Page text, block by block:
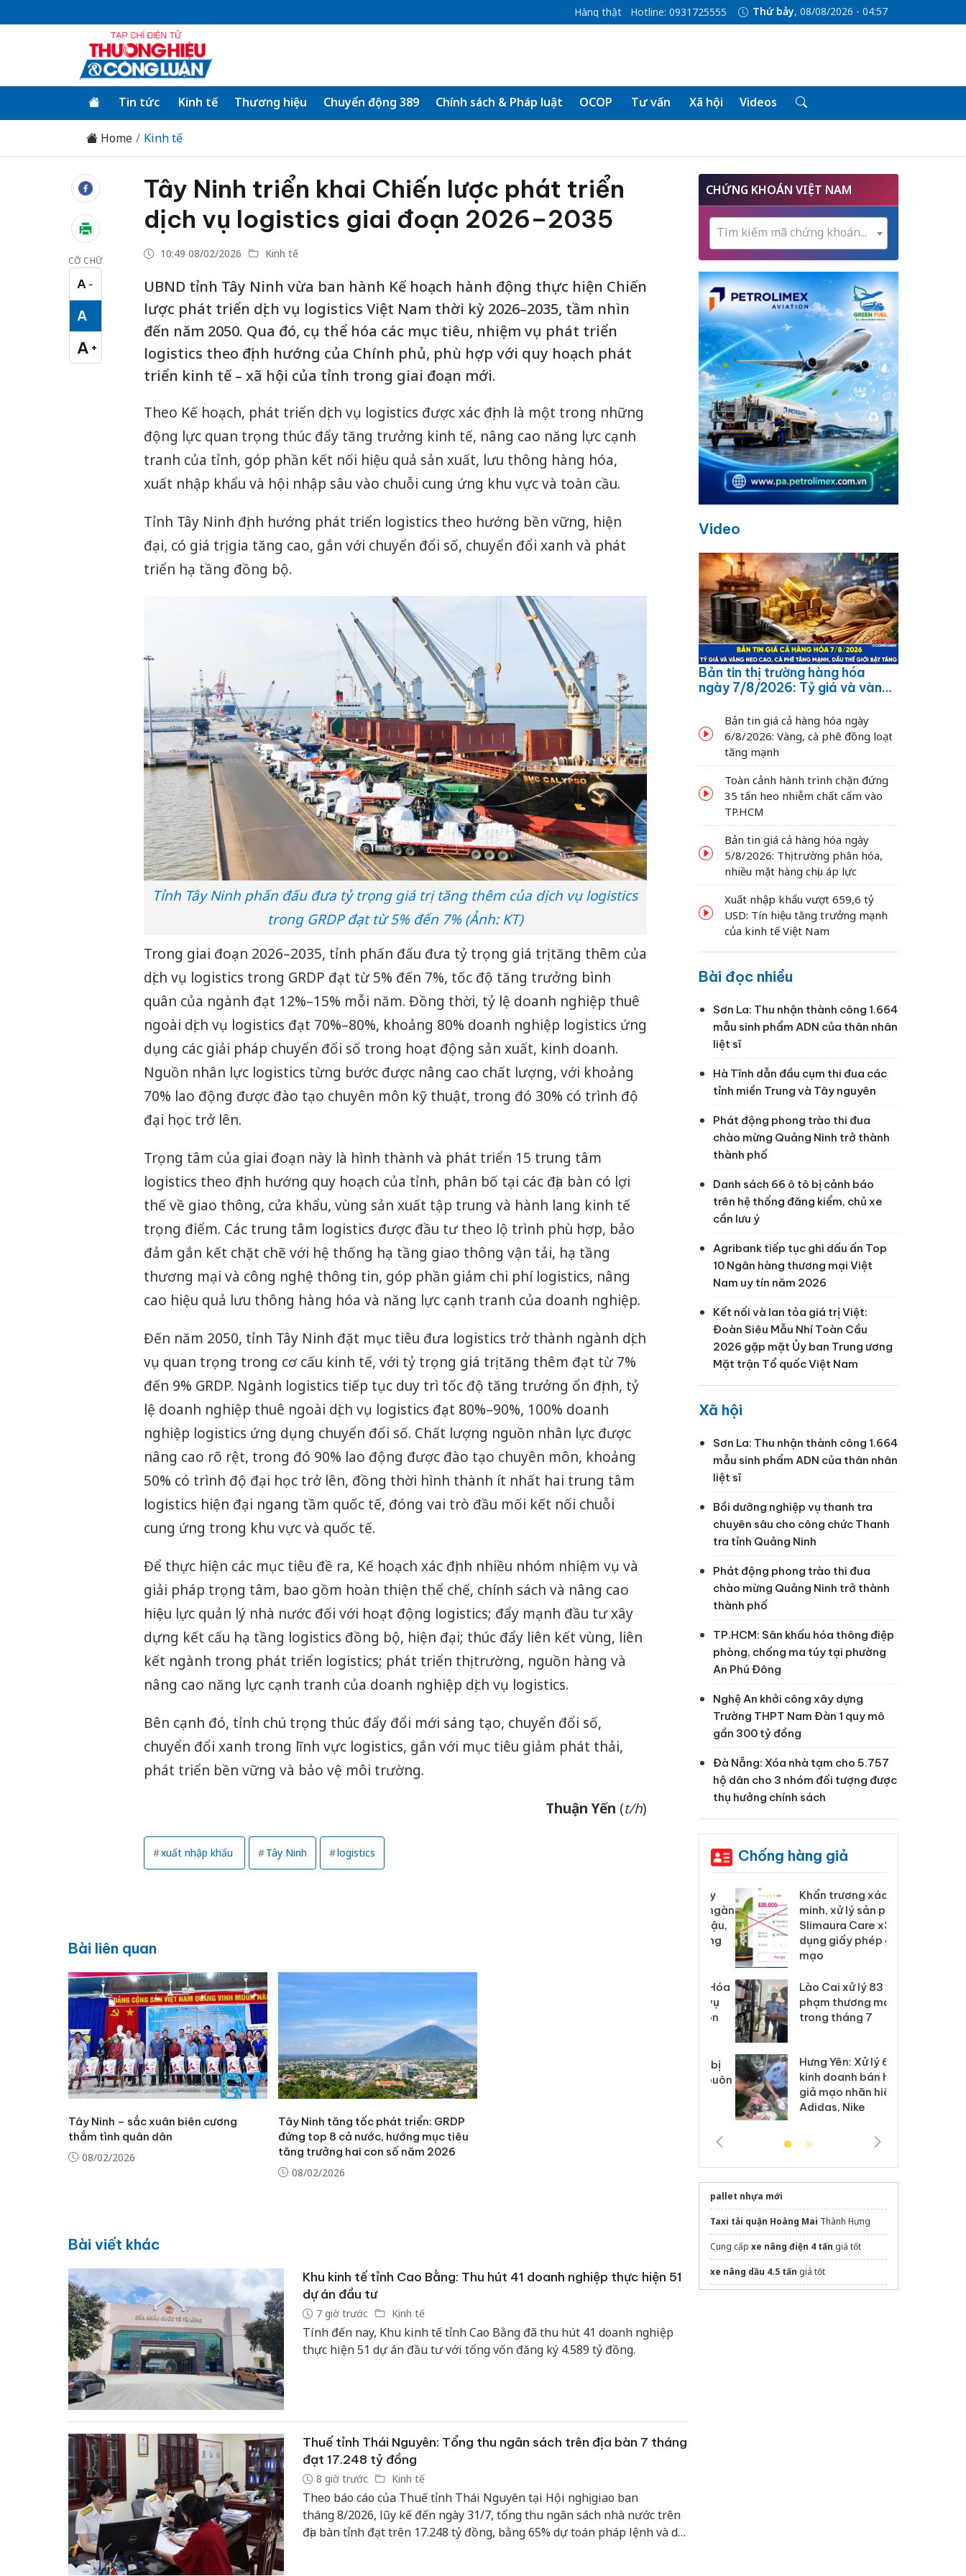
Hàng thật Hotline: 0931725555 Thứ bảy, 08/08/2026 - 04:58
Tin tức Kinh tế Thương hiệu Chuyển động 389 Chính sách & Pháp luật OCOP Tư vấn Xã hội Videos
Home Kinh tế
CỠ CHỮ
A −
Cỡ chữ nhỏ
A
Cỡ chữ vừa
A +
Cỡ chữ lớn
Tây Ninh triển khai Chiến lược phát triển
dịch vụ logistics giai đoạn 2026–2035
10:49 08/02/2026 Kinh tế
UBND tỉnh Tây Ninh vừa ban hành Kế hoạch hành động thực hiện Chiến
lược phát triển dịch vụ logistics Việt Nam thời kỳ 2026–2035, tầm nhìn
đến năm 2050. Qua đó, cụ thể hóa các mục tiêu, nhiệm vụ phát triển
logistics theo định hướng của Chính phủ, phù hợp với quy hoạch phát
triển kinh tế – xã hội của tỉnh trong giai đoạn mới.
Theo Kế hoạch, phát triển dịch vụ logistics được xác định là một trong những
động lực quan trọng thúc đẩy tăng trưởng kinh tế, nâng cao năng lực cạnh
tranh của tỉnh, góp phần kết nối hiệu quả sản xuất, lưu thông hàng hóa,
xuất nhập khẩu và hội nhập sâu vào chuỗi cung ứng khu vực và toàn cầu.
Tỉnh Tây Ninh định hướng phát triển logistics theo hướng bền vững, hiện
đại, có giá trị gia tăng cao, gắn với chuyển đổi số, chuyển đổi xanh và phát
triển hạ tầng đồng bộ.
Tỉnh Tây Ninh phấn đấu đưa tỷ trọng giá trị tăng thêm của dịch vụ logistics
trong GRDP đạt từ 5% đến 7% (Ảnh: KT)
Trong giai đoạn 2026–2035, tỉnh phấn đấu đưa tỷ trọng giá trị tăng thêm của
dịch vụ logistics trong GRDP đạt từ 5% đến 7%, tốc độ tăng trưởng bình
quân của ngành đạt 12%–15% mỗi năm. Đồng thời, tỷ lệ doanh nghiệp thuê
ngoài dịch vụ logistics đạt 70%–80%, khoảng 80% doanh nghiệp logistics ứng
dụng các giải pháp chuyển đổi số trong hoạt động sản xuất, kinh doanh.
Nguồn nhân lực logistics từng bước được nâng cao chất lượng, với khoảng
70% lao động được đào tạo chuyên môn kỹ thuật, trong đó 30% có trình độ
đại học trở lên.
Trọng tâm của giai đoạn này là hình thành và phát triển 15 trung tâm
logistics theo định hướng quy hoạch của tỉnh, phân bố tại các địa bàn có lợi
thế về giao thông, cửa khẩu, vùng sản xuất tập trung và hành lang kinh tế
trọng điểm. Các trung tâm logistics được đầu tư theo lộ trình phù hợp, bảo
đảm gắn kết chặt chẽ với hệ thống hạ tầng giao thông vận tải, hạ tầng
thương mại và công nghệ thông tin, góp phần giảm chi phí logistics, nâng
cao hiệu quả lưu thông hàng hóa và năng lực cạnh tranh của doanh nghiệp.
Đến năm 2050, tỉnh Tây Ninh đặt mục tiêu đưa logistics trở thành ngành dịch
vụ quan trọng trong cơ cấu kinh tế, với tỷ trọng giá trị tăng thêm đạt từ 7%
đến 9% GRDP. Ngành logistics tiếp tục duy trì tốc độ tăng trưởng ổn định, tỷ
lệ doanh nghiệp thuê ngoài dịch vụ logistics đạt 80%–90%, 100% doanh
nghiệp logistics ứng dụng chuyển đổi số. Chất lượng nguồn nhân lực được
nâng cao rõ rệt, trong đó 90% lao động được đào tạo chuyên môn, khoảng
50% có trình độ đại học trở lên, đồng thời hình thành ít nhất hai trung tâm
logistics hiện đại ngang tầm quốc tế, đóng vai trò đầu mối kết nối chuỗi
cung ứng trong khu vực và quốc tế.
Để thực hiện các mục tiêu đề ra, Kế hoạch xác định nhiều nhóm nhiệm vụ và
giải pháp trọng tâm, bao gồm hoàn thiện thể chế, chính sách và nâng cao
hiệu lực quản lý nhà nước đối với hoạt động logistics; đẩy mạnh đầu tư xây
dựng kết cấu hạ tầng logistics đồng bộ, hiện đại; thúc đẩy liên kết vùng, liên
kết ngành trong phát triển logistics; phát triển thị trường, nguồn hàng và
nâng cao năng lực cạnh tranh của doanh nghiệp dịch vụ logistics.
Bên cạnh đó, tỉnh chú trọng thúc đẩy đổi mới sáng tạo, chuyển đổi số,
chuyển đổi xanh trong lĩnh vực logistics, gắn với mục tiêu giảm phát thải,
phát triển bền vững và bảo vệ môi trường.
Thuận Yến (t/h)
xuất nhập khẩu Tây Ninh logistics
Bài liên quan
Tây Ninh – sắc xuân biên cương
thắm tình quân dân
08/02/2026
Tây Ninh tăng tốc phát triển: GRDP
đứng top 8 cả nước, hướng mục tiêu
tăng trưởng hai con số năm 2026
08/02/2026
Bài viết khác
Khu kinh tế tỉnh Cao Bằng: Thu hút 41 doanh nghiệp thực hiện 51
dự án đầu tư
7 giờ trước Kinh tế
Tính đến nay, Khu kinh tế tỉnh Cao Bằng đã thu hút 41 doanh nghiệp
thực hiện 51 dự án đầu tư với tổng vốn đăng ký 4.589 tỷ đồng.
Thuế tỉnh Thái Nguyên: Tổng thu ngân sách trên địa bàn 7 tháng
đạt 17.248 tỷ đồng
8 giờ trước Kinh tế
Theo báo cáo của Thuế tỉnh Thái Nguyên tại Hội nghị giao ban
tháng 8/2026, lũy kế đến ngày 31/7, tổng thu ngân sách nhà nước trên
địa bàn tỉnh đạt trên 17.248 tỷ đồng, bằng 65% dự toán pháp lệnh và dự
CHỨNG KHOÁN VIỆT NAM
Tìm kiếm mã chứng khoán...
Video
Bản tin thị trường hàng hóa
ngày 7/8/2026: Tỷ giá và vàng
dầu thế giới bật tăng
Bản tin giá cả hàng hóa ngày
6/8/2026: Vàng, cà phê đồng loạt
tăng mạnh
Toàn cảnh hành trình chặn đứng
35 tấn heo nhiễm chất cấm vào
TP.HCM
Bản tin giá cả hàng hóa ngày
5/8/2026: Thị trường phân hóa,
nhiều mặt hàng chịu áp lực
Xuất nhập khẩu vượt 659,6 tỷ
USD: Tín hiệu tăng trưởng mạnh
của kinh tế Việt Nam
Bài đọc nhiều
Sơn La: Thu nhận thành công 1.664
mẫu sinh phẩm ADN của thân nhân
liệt sĩ
Hà Tĩnh dẫn đầu cụm thi đua các
tỉnh miền Trung và Tây nguyên
Phát động phong trào thi đua
chào mừng Quảng Ninh trở thành
thành phố
Danh sách 66 ô tô bị cảnh báo
trên hệ thống đăng kiểm, chủ xe
cần lưu ý
Agribank tiếp tục ghi dấu ấn Top
10 Ngân hàng thương mại Việt
Nam uy tín năm 2026
Kết nối và lan tỏa giá trị Việt:
Đoàn Siêu Mẫu Nhí Toàn Cầu
2026 gặp mặt Ủy ban Trung ương
Mặt trận Tổ quốc Việt Nam
Xã hội
Sơn La: Thu nhận thành công 1.664
mẫu sinh phẩm ADN của thân nhân
liệt sĩ
Bồi dưỡng nghiệp vụ thanh tra
chuyên sâu cho công chức Thanh
tra tỉnh Quảng Ninh
Phát động phong trào thi đua
chào mừng Quảng Ninh trở thành
thành phố
TP.HCM: Sân khấu hóa thông điệp
phòng, chống ma túy tại phường
An Phú Đông
Nghệ An khởi công xây dựng
Trường THPT Nam Đàn 1 quy mô
gần 300 tỷ đồng
Đà Nẵng: Xóa nhà tạm cho 5.757
hộ dân cho 3 nhóm đối tượng được
thụ hưởng chính sách
Chống hàng giả
Khẩn trương xác
minh, xử lý sản phẩm
Slimaura Care x3 sử
dụng giấy phép giả
mạo
Lào Cai xử lý 83 vụ vi
phạm thương mại
trong tháng 7
Hưng Yên: Xử lý 6 hộ
kinh doanh bán hàng
giả mạo nhãn hiệu
Adidas, Nike
pallet nhựa mới
Taxi tải quận Hoàng Mai Thành Hưng
Cung cấp xe nâng điện 4 tấn giá tốt
xe nâng dầu 4.5 tấn giá tốt